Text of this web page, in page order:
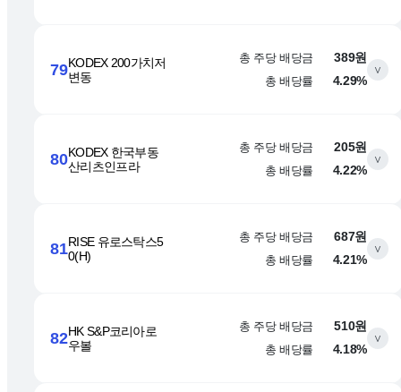
79KODEX 200가치저
변동
총 주당 배당금
389원
총 배당률
4.29%
∨
80KODEX 한국부동
산리츠인프라
총 주당 배당금
205원
총 배당률
4.22%
∨
81RISE 유로스탁스5
0(H)
총 주당 배당금
687원
총 배당률
4.21%
∨
82HK S&P코리아로
우볼
총 주당 배당금
510원
총 배당률
4.18%
∨